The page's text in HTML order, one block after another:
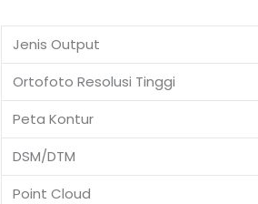
Jenis Output
Ortofoto Resolusi Tinggi
Peta Kontur
DSM/DTM
Point Cloud